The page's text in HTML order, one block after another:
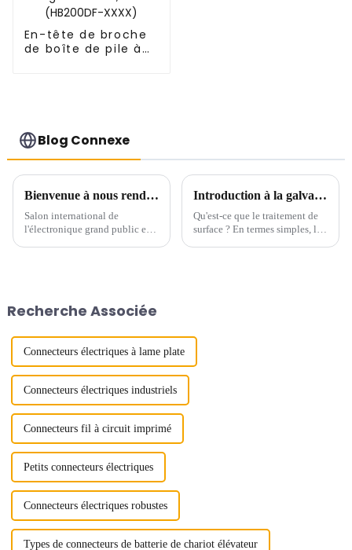
En-tête de broche
de boîte de pile à
Blog Connexe
Bienvenue à nous rendre visite sur le stand n° : A3-C83 du CEIT&ECPE du 10 au 12 juillet à SKEXPO de Ho Chi Minh Ville du Vietnam
Salon international de
l'électronique grand public et
Vietnam...
Introduction à la galvanoplastie
Qu'est-ce que le traitement de
surface ? En termes simples, le
Recherche Associée
Connecteurs électriques à lame plate
Connecteurs électriques industriels
Connecteurs fil à circuit imprimé
Petits connecteurs électriques
Connecteurs électriques robustes
Types de connecteurs de batterie de chariot élévateur